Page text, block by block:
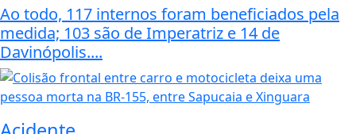
Ao todo, 117 internos foram beneficiados pela
medida; 103 são de Imperatriz e 14 de
Davinópolis....